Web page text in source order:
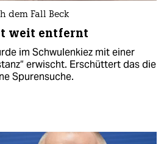
dem Fall Beck
weit entfernt
im Schwulenkiez mit einer
erwischt. Erschüttert das die
Spurensuche.